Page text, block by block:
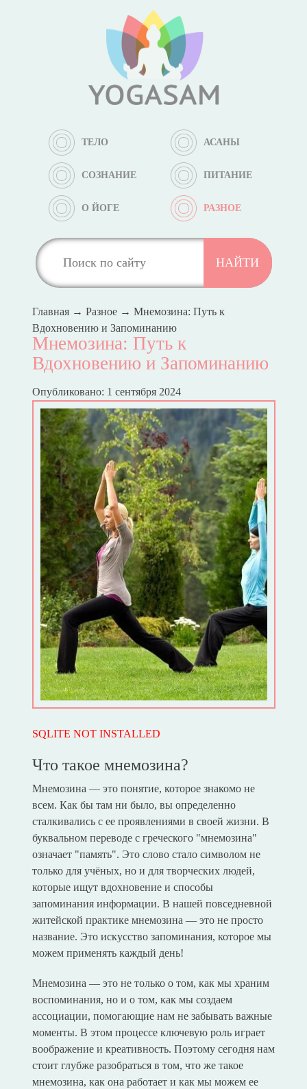
ТЕЛО АСАНЫ
СОЗНАНИЕ ПИТАНИЕ
О ЙОГЕ РАЗНОЕ
Главная→ Разное→ Мнемозина: Путь к
Вдохновению и Запоминанию
Мнемозина: Путь к
Вдохновению и Запоминанию
Опубликовано: 1 сентября 2024
SQLITE NOT INSTALLED
Что такое мнемозина?
Мнемозина — это понятие, которое знакомо не
всем. Как бы там ни было, вы определенно
сталкивались с ее проявлениями в своей жизни. В
буквальном переводе с греческого "мнемозина"
означает "память". Это слово стало символом не
только для учёных, но и для творческих людей,
которые ищут вдохновение и способы
запоминания информации. В нашей повседневной
житейской практике мнемозина — это не просто
название. Это искусство запоминания, которое мы
можем применять каждый день!
Мнемозина — это не только о том, как мы храним
воспоминания, но и о том, как мы создаем
ассоциации, помогающие нам не забывать важные
моменты. В этом процессе ключевую роль играет
воображение и креативность. Поэтому сегодня нам
стоит глубже разобраться в том, что же такое
мнемозина, как она работает и как мы можем ее